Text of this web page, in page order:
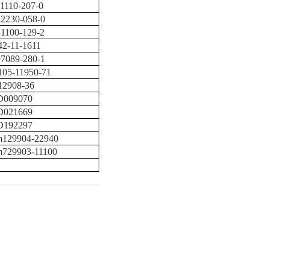
207-0
058-0
129-2
11-1611
280-1
11950-71
36
22940
11100